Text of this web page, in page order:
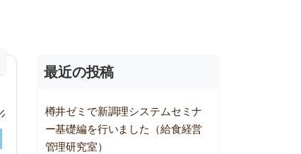
最近の投稿
樽井ゼミで新調理システムセミナ
ー基礎編を行いました（給食経営
管理研究室）